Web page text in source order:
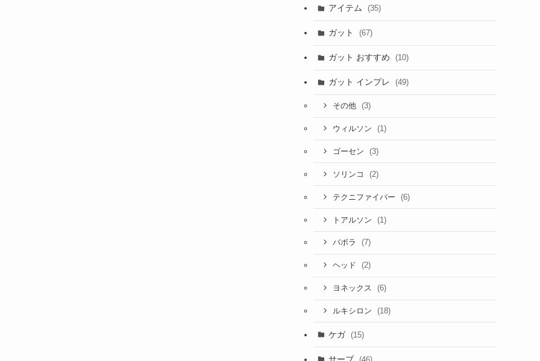
アイテム (35)
ガット (67)
ガット おすすめ (10)
ガット インプレ (49)
その他 (3)
ウィルソン (1)
ゴーセン (3)
ソリンコ (2)
テクニファイバー (6)
トアルソン (1)
バボラ (7)
ヘッド (2)
ヨネックス (6)
ルキシロン (18)
ケガ (15)